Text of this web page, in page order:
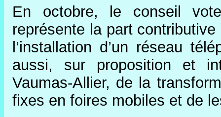
En octobre, le conseil
représente la part
l’installation d’un réseau
aussi, sur proposition et
Vaumas-Allier, de la
fixes en foires mobiles et de